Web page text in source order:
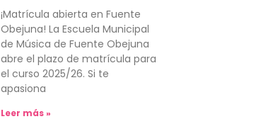
¡Matrícula abierta en Fuente
Obejuna! La Escuela Municipal
de Música de Fuente Obejuna
abre el plazo de matrícula para
el curso 2025/26. Si te
apasiona
Leer más »